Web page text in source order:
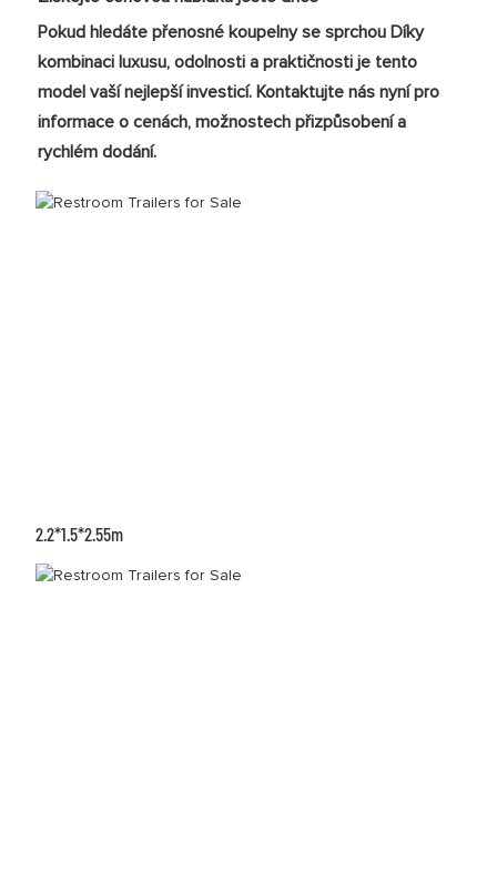
Pokud hledáte přenosné koupelny se sprchou Díky
kombinaci luxusu, odolnosti a praktičnosti je tento
model vaší nejlepší investicí. Kontaktujte nás nyní pro
informace o cenách, možnostech přizpůsobení a
rychlém dodání.
2.2*1.5*2.55m